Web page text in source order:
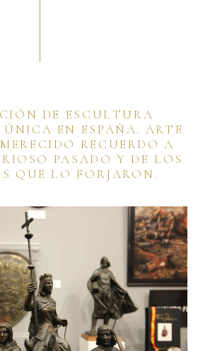
DE ESCULTURA
EN ESPAÑA. ARTE
RECUERDO A
PASADO Y DE LOS
QUE LO FORJARON.